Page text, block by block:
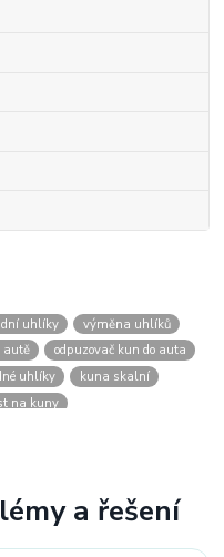
uhlíky
výměna uhlíků
autě
odpuzovač kun do auta
uhlíky
kuna skalní
na kuny
myší
kuny
kuna ve střeše
a řešení